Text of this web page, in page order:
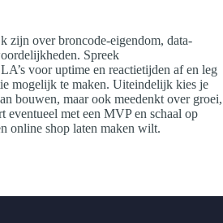
zijn over broncode-eigendom, data-
Spreek
voor uptime en reactietijden af en leg
mogelijk te maken. Uiteindelijk kies je
bouwen, maar ook meedenkt over groei,
eventueel met een MVP en schaal op
online shop laten maken wilt.